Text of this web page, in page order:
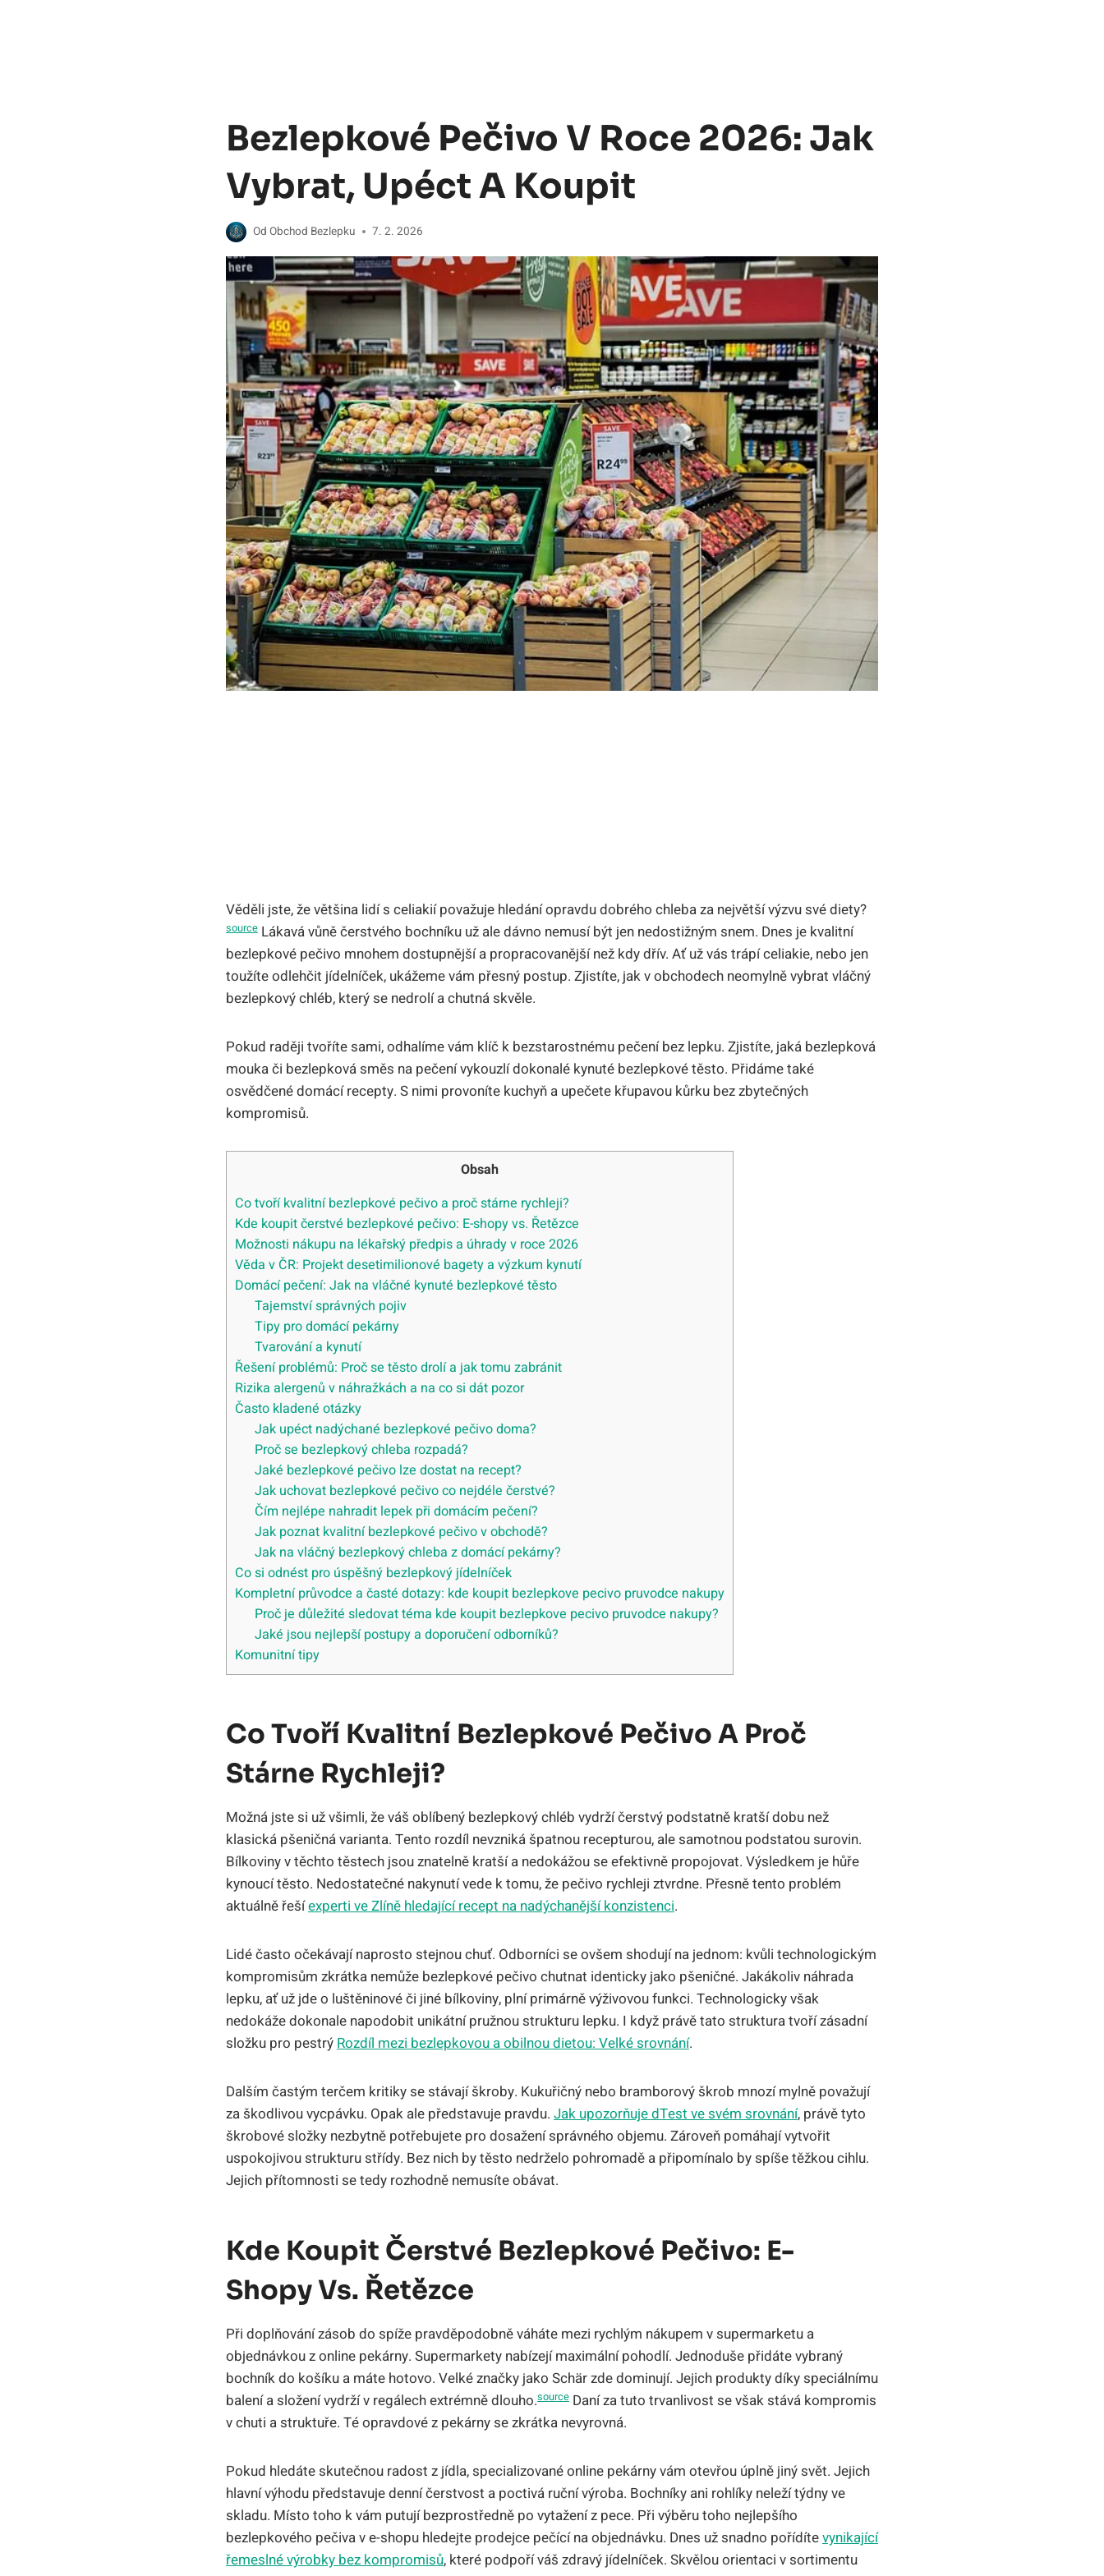
Bezlepkové Pečivo V Roce 2026: Jak
Vybrat, Upéct A Koupit
Od Obchod Bezlepku 7. 2. 2026
Věděli jste, že většina lidí s celiakií považuje hledání opravdu dobrého chleba za největší výzvu své diety?
source Lákavá vůně čerstvého bochníku už ale dávno nemusí být jen nedostižným snem. Dnes je kvalitní
bezlepkové pečivo mnohem dostupnější a propracovanější než kdy dřív. Ať už vás trápí celiakie, nebo jen
toužíte odlehčit jídelníček, ukážeme vám přesný postup. Zjistíte, jak v obchodech neomylně vybrat vláčný
bezlepkový chléb, který se nedrolí a chutná skvěle.
Pokud raději tvoříte sami, odhalíme vám klíč k bezstarostnému pečení bez lepku. Zjistíte, jaká bezlepková
mouka či bezlepková směs na pečení vykouzlí dokonalé kynuté bezlepkové těsto. Přidáme také
osvědčené domácí recepty. S nimi provoníte kuchyň a upečete křupavou kůrku bez zbytečných
kompromisů.
Obsah
Co tvoří kvalitní bezlepkové pečivo a proč stárne rychleji?
Kde koupit čerstvé bezlepkové pečivo: E-shopy vs. Řetězce
Možnosti nákupu na lékařský předpis a úhrady v roce 2026
Věda v ČR: Projekt desetimilionové bagety a výzkum kynutí
Domácí pečení: Jak na vláčné kynuté bezlepkové těsto
Tajemství správných pojiv
Tipy pro domácí pekárny
Tvarování a kynutí
Řešení problémů: Proč se těsto drolí a jak tomu zabránit
Rizika alergenů v náhražkách a na co si dát pozor
Často kladené otázky
Jak upéct nadýchané bezlepkové pečivo doma?
Proč se bezlepkový chleba rozpadá?
Jaké bezlepkové pečivo lze dostat na recept?
Jak uchovat bezlepkové pečivo co nejdéle čerstvé?
Čím nejlépe nahradit lepek při domácím pečení?
Jak poznat kvalitní bezlepkové pečivo v obchodě?
Jak na vláčný bezlepkový chleba z domácí pekárny?
Co si odnést pro úspěšný bezlepkový jídelníček
Kompletní průvodce a časté dotazy: kde koupit bezlepkove pecivo pruvodce nakupy
Proč je důležité sledovat téma kde koupit bezlepkove pecivo pruvodce nakupy?
Jaké jsou nejlepší postupy a doporučení odborníků?
Komunitní tipy
Co Tvoří Kvalitní Bezlepkové Pečivo A Proč
Stárne Rychleji?
Možná jste si už všimli, že váš oblíbený bezlepkový chléb vydrží čerstvý podstatně kratší dobu než
klasická pšeničná varianta. Tento rozdíl nevzniká špatnou recepturou, ale samotnou podstatou surovin.
Bílkoviny v těchto těstech jsou znatelně kratší a nedokážou se efektivně propojovat. Výsledkem je hůře
kynoucí těsto. Nedostatečné nakynutí vede k tomu, že pečivo rychleji ztvrdne. Přesně tento problém
aktuálně řešíexperti ve Zlíně hledající recept na nadýchanější konzistenci.
Lidé často očekávají naprosto stejnou chuť. Odborníci se ovšem shodují na jednom: kvůli technologickým
kompromisům zkrátka nemůže bezlepkové pečivo chutnat identicky jako pšeničné. Jakákoliv náhrada
lepku, ať už jde o luštěninové či jiné bílkoviny, plní primárně výživovou funkci. Technologicky však
nedokáže dokonale napodobit unikátní pružnou strukturu lepku. I když právě tato struktura tvoří zásadní
složku pro pestrýRozdíl mezi bezlepkovou a obilnou dietou: Velké srovnání.
Dalším častým terčem kritiky se stávají škroby. Kukuřičný nebo bramborový škrob mnozí mylně považují
za škodlivou vycpávku. Opak ale představuje pravdu. Jak upozorňuje dTest ve svém srovnání, právě tyto
škrobové složky nezbytně potřebujete pro dosažení správného objemu. Zároveň pomáhají vytvořit
uspokojivou strukturu střídy. Bez nich by těsto nedrželo pohromadě a připomínalo by spíše těžkou cihlu.
Jejich přítomnosti se tedy rozhodně nemusíte obávat.
Kde Koupit Čerstvé Bezlepkové Pečivo: E-
Shopy Vs. Řetězce
Při doplňování zásob do spíže pravděpodobně váháte mezi rychlým nákupem v supermarketu a
objednávkou z online pekárny. Supermarkety nabízejí maximální pohodlí. Jednoduše přidáte vybraný
bochník do košíku a máte hotovo. Velké značky jako Schär zde dominují. Jejich produkty díky speciálnímu
balení a složení vydrží v regálech extrémně dlouho.source Daní za tuto trvanlivost se však stává kompromis
v chuti a struktuře. Té opravdové z pekárny se zkrátka nevyrovná.
Pokud hledáte skutečnou radost z jídla, specializované online pekárny vám otevřou úplně jiný svět. Jejich
hlavní výhodu představuje denní čerstvost a poctivá ruční výroba. Bochníky ani rohlíky neleží týdny ve
skladu. Místo toho k vám putují bezprostředně po vytažení z pece. Při výběru toho nejlepšího
bezlepkového pečiva v e-shopu hledejte prodejce pečící na objednávku. Dnes už snadno pořídítevynikající
řemeslné výrobky bez kompromisů, které podpoří váš zdravý jídelníček. Skvělou orientaci v sortimentu